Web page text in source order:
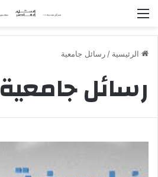
الرئيسية / رسائل جامعية
رسائل جامعية